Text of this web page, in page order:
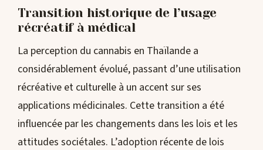
Transition historique de l’usage
récréatif à médical
La perception du cannabis en Thaïlande a
considérablement évolué, passant d’une utilisation
récréative et culturelle à un accent sur ses
applications médicinales. Cette transition a été
influencée par les changements dans les lois et les
attitudes sociétales. L’adoption récente de lois